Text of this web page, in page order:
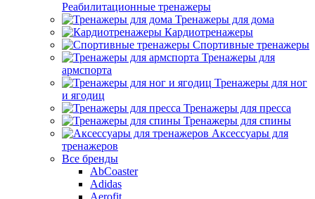
Реабилитационные тренажеры
Тренажеры для дома
Кардиотренажеры
Спортивные тренажеры
Тренажеры для
армспорта
Тренажеры для ног
и ягодиц
Тренажеры для пресса
Тренажеры для спины
Аксессуары для
тренажеров
Все бренды
AbCoaster
Adidas
Aerofit